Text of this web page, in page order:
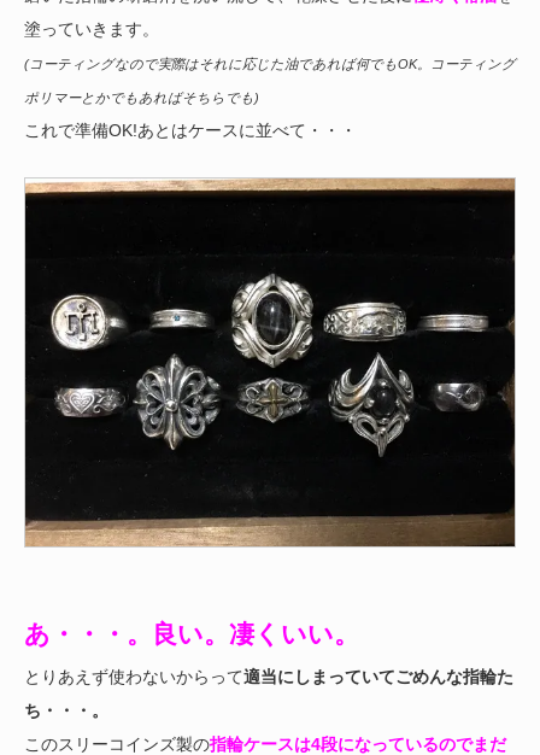
塗っていきます。
(コーティングなので実際はそれに応じた油であれば何でもOK。コーティング
ポリマーとかでもあればそちらでも)
これで準備OK!あとはケースに並べて・・・
あ・・・。良い。凄くいい。
とりあえず使わないからって適当にしまっていてごめんな指輪た
ち・・・。
このスリーコインズ製の指輪ケースは4段になっているのでまだ